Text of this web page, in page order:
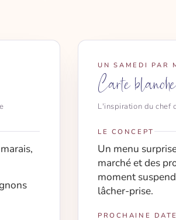
UN SAMEDI PAR
Carte blanche
L'inspiration du chef
LE CONCEPT
Un menu
marché et des
moment
lâcher-prise.
PROCHAINE DATE